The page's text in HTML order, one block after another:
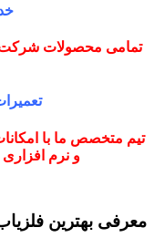
تمامی محصولات
تیم متخصص ما با
و نرم افزاری
معرفی بهترین